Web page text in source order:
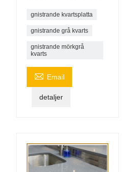
gnistrande kvartsplatta
gnistrande grå kvarts
gnistrande mörkgrå
kvarts
 Email
detaljer